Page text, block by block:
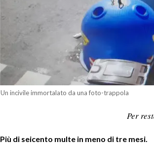
Un incivile immortalato da una foto-trappola
Per
Più di seicento multe in meno di tre mesi.